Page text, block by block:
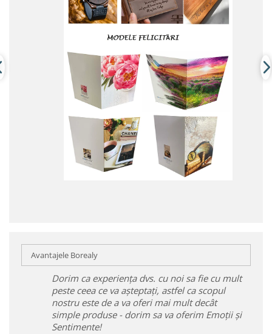
Avantajele Borealy
Dorim ca experiența dvs. cu noi sa fie cu mult
peste ceea ce va așteptați, astfel ca scopul
nostru este de a va oferi mai mult decât
simple produse - dorim sa va oferim Emoții și
Sentimente!